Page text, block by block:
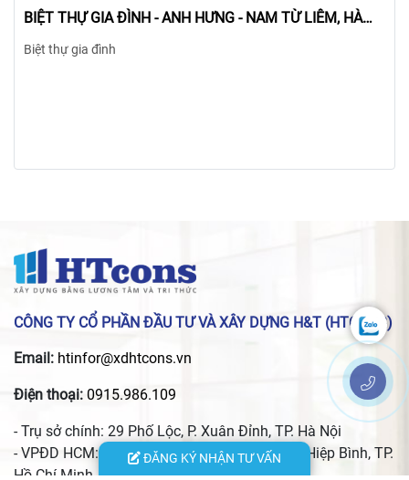
BIỆT THỰ GIA ĐÌNH - CHỊ ƯNG - TÂY HỒ, HÀ NỘI
Biệt thự gia đình
CÔNG TY CỔ PHẦN ĐẦU TƯ VÀ XÂY DỰNG H&T (HTCONS)
Email: htinfor@xdhtcons.vn
Điện thoại: 0915.986.109
- Trụ sở chính: 29 Phố Lộc, P. Xuân Đỉnh, TP. Hà Nội
- VPĐD HCM: 24 đường 13, KĐT Vạn Phúc, P. Hiệp Bình, TP.
Hồ Chí Minh
ĐĂNG KÝ NHẬN TƯ VẤN